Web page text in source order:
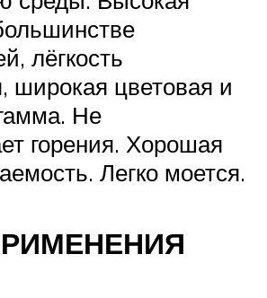
лёгкость
широкая цветовая и
Не
горения. Хорошая
Легко моется.